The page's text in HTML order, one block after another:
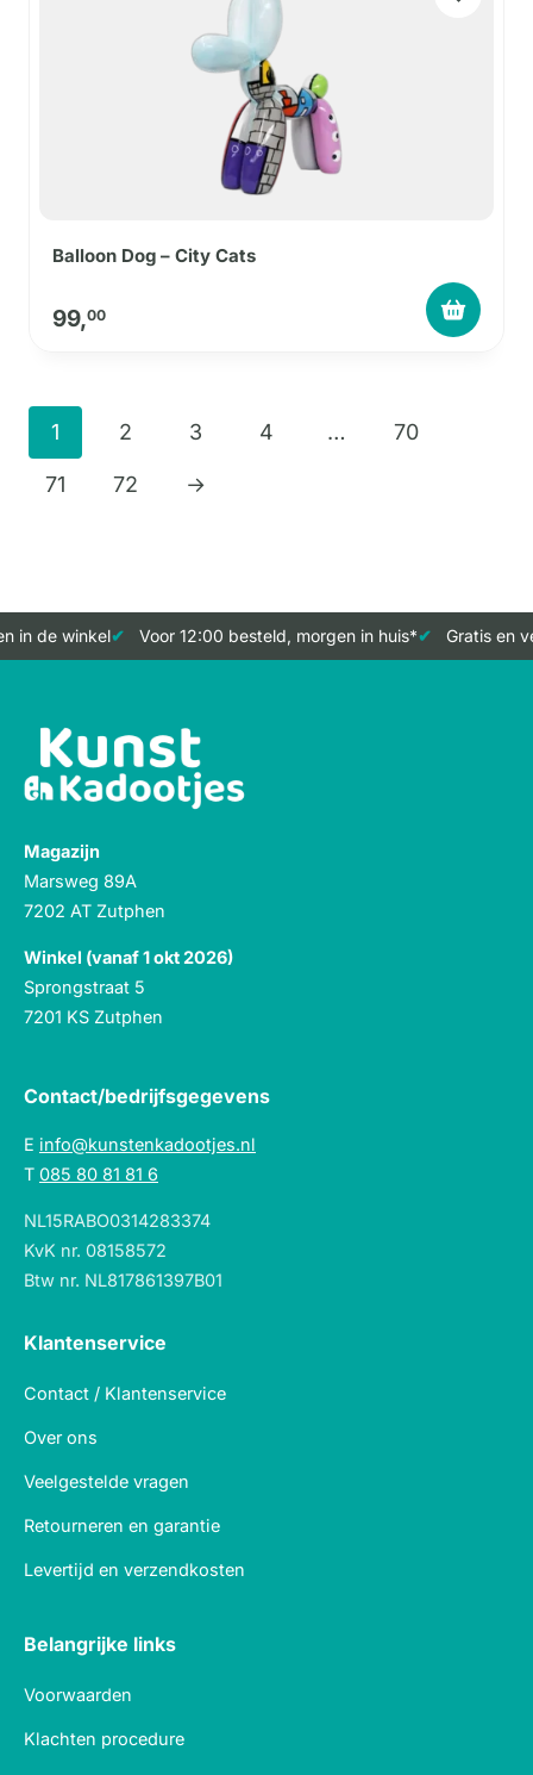
Balloon Dog – City Cats
99,00
1 2 3 4 … 70
71 72 →
de winkel Voor 12:00 besteld, morgen in huis* Gratis en
Magazijn
Marsweg 89A
7202 AT Zutphen
Winkel (vanaf 1 okt 2026)
Sprongstraat 5
7201 KS Zutphen
Contact/bedrijfsgegevens
E info@kunstenkadootjes.nl
T 085 80 81 81 6
NL15RABO0314283374
KvK nr. 08158572
Btw nr. NL817861397B01
Klantenservice
Contact / Klantenservice
Over ons
Veelgestelde vragen
Retourneren en garantie
Levertijd en verzendkosten
Belangrijke links
Voorwaarden
Klachten procedure